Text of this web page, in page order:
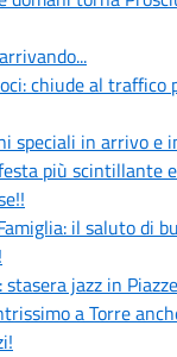
chiude al traffico
speciali in arrivo e
più scintillante
il saluto di
jazz in
a Torre